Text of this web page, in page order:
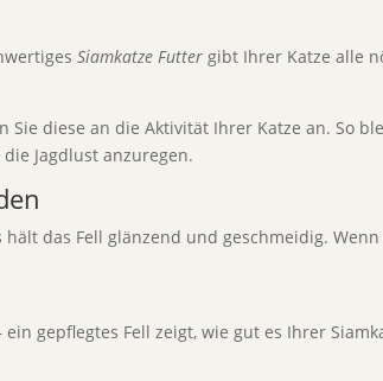
Siamkatze Futter gibt Ihrer Katze alle
diese an die Aktivität Ihrer Katze an. So
Jagdlust anzuregen.
hält das Fell glänzend und geschmeidig.
gepflegtes Fell zeigt, wie gut es Ihrer